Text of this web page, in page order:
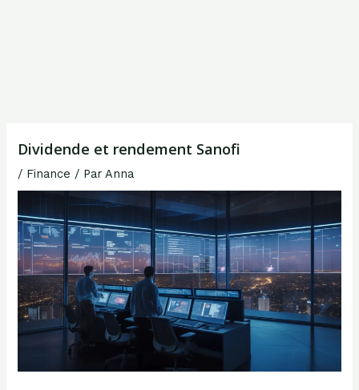
Dividende et rendement Sanofi
/ Finance / ParAnna